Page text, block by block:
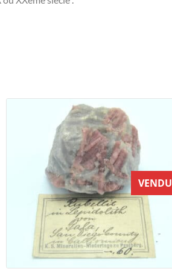
VENDU